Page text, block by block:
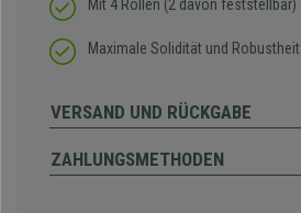
Mit 4 Rollen (2 davon feststellbar)
Maximale Solidität und Robustheit
VERSAND UND RÜCKGABE
ZAHLUNGSMETHODEN